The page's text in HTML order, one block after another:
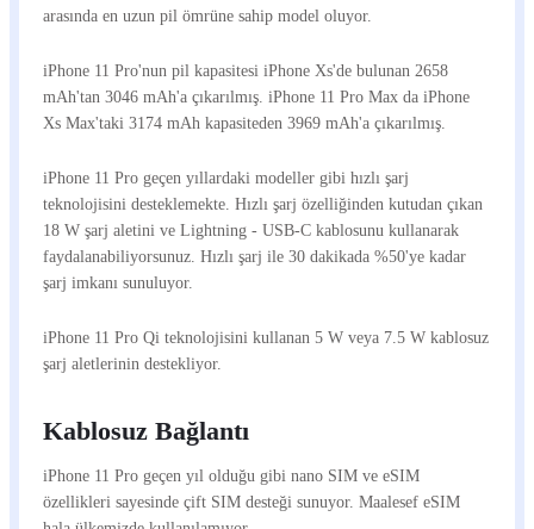
arasında en uzun pil ömrüne sahip model oluyor.
iPhone 11 Pro'nun pil kapasitesi iPhone Xs'de bulunan 2658
mAh'tan 3046 mAh'a çıkarılmış. iPhone 11 Pro Max da iPhone
Xs Max'taki 3174 mAh kapasiteden 3969 mAh'a çıkarılmış.
iPhone 11 Pro geçen yıllardaki modeller gibi hızlı şarj
teknolojisini desteklemekte. Hızlı şarj özelliğinden kutudan çıkan
18 W şarj aletini ve Lightning - USB-C kablosunu kullanarak
faydalanabiliyorsunuz. Hızlı şarj ile 30 dakikada %50'ye kadar
şarj imkanı sunuluyor.
iPhone 11 Pro Qi teknolojisini kullanan 5 W veya 7.5 W kablosuz
şarj aletlerinin destekliyor.
Kablosuz Bağlantı
iPhone 11 Pro geçen yıl olduğu gibi nano SIM ve eSIM
özellikleri sayesinde çift SIM desteği sunuyor. Maalesef eSIM